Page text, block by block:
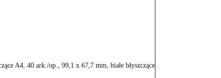
A4, 40 ark./op., 99,1 x 67,7 mm, białe błyszczące